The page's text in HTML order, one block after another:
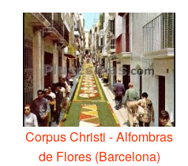
Corpus Christi - Alfombras
de Flores (Barcelona)